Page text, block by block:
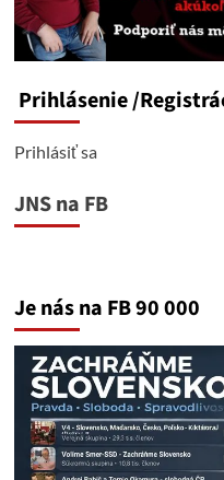
Prihlásenie/
Prihlásiť sa
JNS na FB
Je nás na FB 90 000